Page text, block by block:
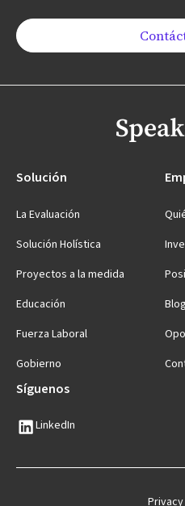
Solución
La Evaluación
Solución Holística
Proyectos a la medida
Educación
Fuerza Laboral
Gobierno
Blog
Síguenos
LinkedIn